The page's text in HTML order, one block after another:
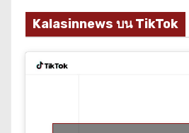
Kalasinnews บน TikTok